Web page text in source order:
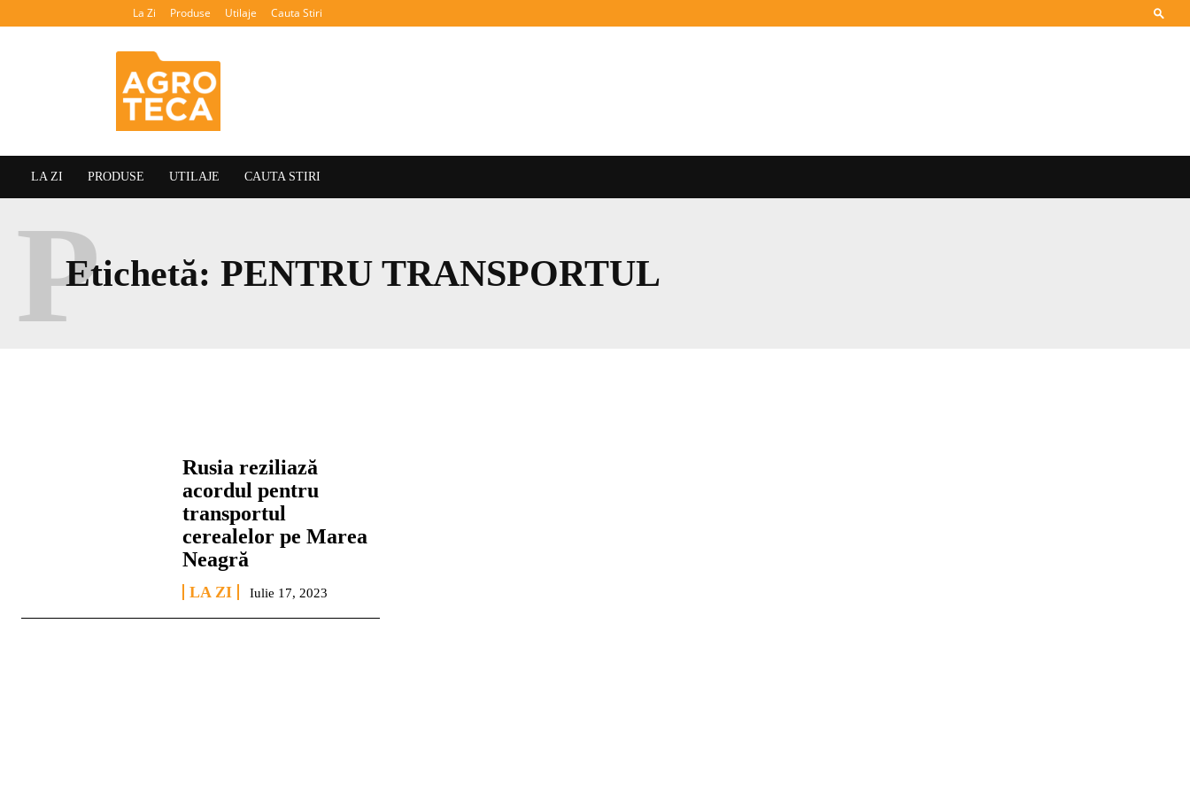
La Zi Produse Utilaje Cauta Stiri
LA ZI PRODUSE UTILAJE CAUTA STIRI
Etichetă: PENTRU TRANSPORTUL
P
Rusia reziliază
acordul pentru
transportul
cerealelor pe Marea
Neagră
LA ZI Iulie 17, 2023